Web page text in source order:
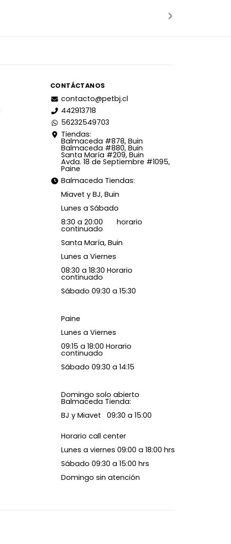
CONTÁCTANOS
contacto@petbj.cl
442913718
56232549703
Tiendas:
Balmaceda #878, Buin
Balmaceda #880, Buin
Santa María #209, Buin
Avda. 18 de Septiembre #1095,
Paine
Balmaceda Tiendas:
Miavet y BJ, Buin
Lunes a Sábado
8:30 a 20:00 horario
continuado
Santa María, Buin
Lunes a Viernes
08:30 a 18:30 Horario
continuado
Sábado 09:30 a 15:30
Paine
Lunes a Viernes
09:15 a 18:00 Horario
continuado
Sábado 09:30 a 14:15
Domingo solo abierto
Balmaceda Tienda:
BJ y Miavet 09:30 a 15:00
Horario call center
Lunes a viernes 09:00 a 18:00 hrs
Sábado 09:30 a 15:00 hrs
Domingo sin atención